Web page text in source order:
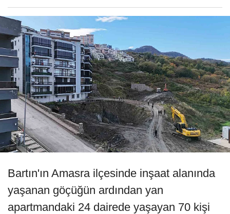
Bartın'ın Amasra ilçesinde inşaat alanında
yaşanan göçüğün ardından yan
apartmandaki 24 dairede yaşayan 70 kişi